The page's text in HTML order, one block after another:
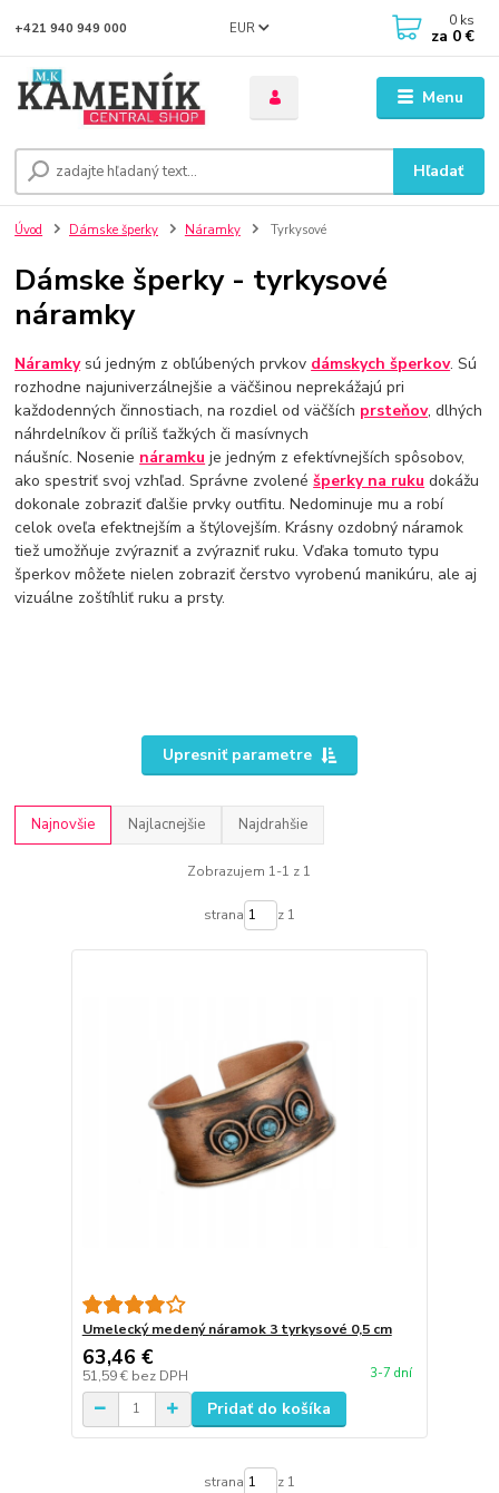
Menu
EUR
Hľadať
+421 940 949 000 0 ks
za 0 €
Úvod Dámske šperky Náramky Tyrkysové
Dámske šperky - tyrkysové
náramky
Náramkysú jedným z obľúbených prvkov dámskych šperkov. Sú
rozhodne najuniverzálnejšie a väčšinou neprekážajú pri
každodenných činnostiach, na rozdiel od väčších prsteňov, dlhých
náhrdelníkov či príliš ťažkých či masívnych
náušníc. Nosenie náramku je jedným z efektívnejších spôsobov,
ako spestriť svoj vzhľad. Správne zvolenéšperky na ruku dokážu
dokonale zobraziť ďalšie prvky outfitu. Nedominuje mu a robí
celok oveľa efektnejším a štýlovejším. Krásny ozdobný náramok
tiež umožňuje zvýrazniť a zvýrazniť ruku. Vďaka tomuto typu
šperkov môžete nielen zobraziť čerstvo vyrobenú manikúru, ale aj
vizuálne zoštíhliť ruku a prsty.
Upresniť parametre
Najnovšie Najlacnejšie Najdrahšie
Zobrazujem 1-1 z 1
strana z 1
Umelecký medený náramok 3 tyrkysové 0,5 cm
63,46 €
51,59 € bez DPH 3-7 dní
Pridať do košíka
strana z 1